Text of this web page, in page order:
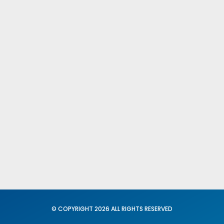
© COPYRIGHT 2026 ALL RIGHTS RESERVED